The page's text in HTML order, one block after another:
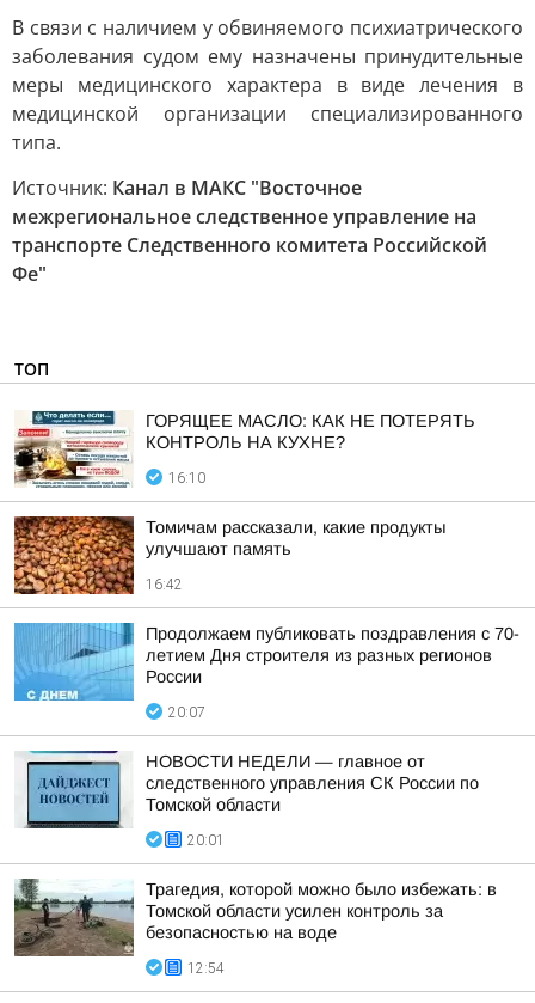
В связи с наличием у обвиняемого психиатрического
заболевания судом ему назначены принудительные
меры медицинского характера в виде лечения в
медицинской организации специализированного
типа.
Источник: Канал в МАКС "Восточное
межрегиональное следственное управление на
транспорте Следственного комитета Российской
Фе"
ТОП
ГОРЯЩЕЕ МАСЛО: КАК НЕ ПОТЕРЯТЬ
КОНТРОЛЬ НА КУХНЕ?
16:10
Томичам рассказали, какие продукты
улучшают память
16:42
Продолжаем публиковать поздравления с 70-
летием Дня строителя из разных регионов
России
20:07
НОВОСТИ НЕДЕЛИ — главное от
следственного управления СК России по
Томской области
20:01
Трагедия, которой можно было избежать: в
Томской области усилен контроль за
безопасностью на воде
12:54